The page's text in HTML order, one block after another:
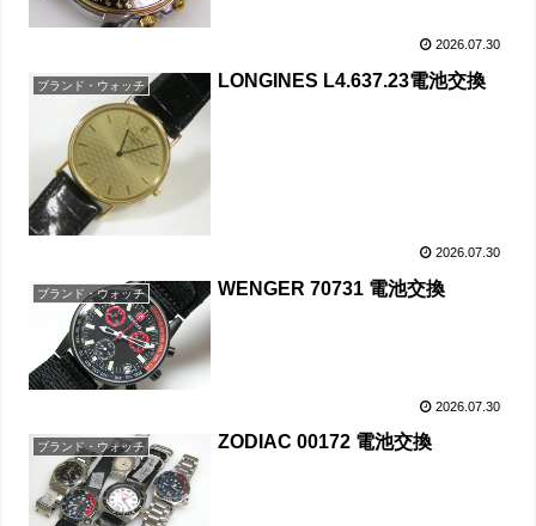
2026.07.30
ブランド・ウォッチ LONGINES L4.637.23電池交換
2026.07.30
ブランド・ウォッチ WENGER 70731 電池交換
2026.07.30
ブランド・ウォッチ ZODIAC 00172 電池交換